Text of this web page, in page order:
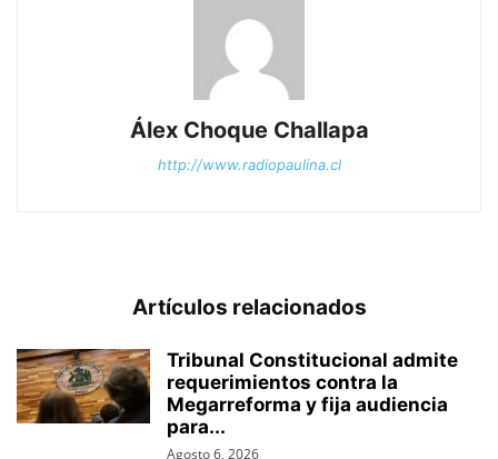
Álex Choque Challapa
http://www.radiopaulina.cl
Artículos relacionados
Tribunal Constitucional admite
requerimientos contra la
Megarreforma y fija audiencia
para...
Agosto 6, 2026